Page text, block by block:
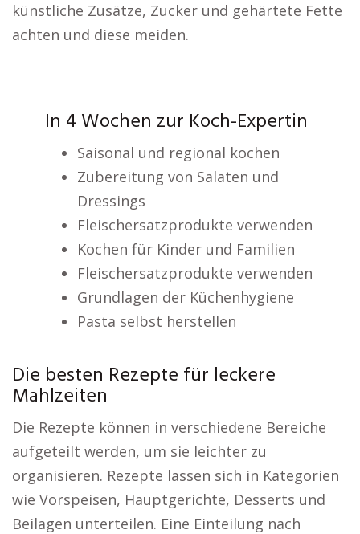
künstliche Zusätze, Zucker und gehärtete Fette
achten und diese meiden.
In 4 Wochen zur Koch-Expertin
Saisonal und regional kochen
Zubereitung von Salaten und
Dressings
Fleischersatzprodukte verwenden
Kochen für Kinder und Familien
Fleischersatzprodukte verwenden
Grundlagen der Küchenhygiene
Pasta selbst herstellen
Die besten Rezepte für leckere
Mahlzeiten
Die Rezepte können in verschiedene Bereiche
aufgeteilt werden, um sie leichter zu
organisieren. Rezepte lassen sich in Kategorien
wie Vorspeisen, Hauptgerichte, Desserts und
Beilagen unterteilen. Eine Einteilung nach